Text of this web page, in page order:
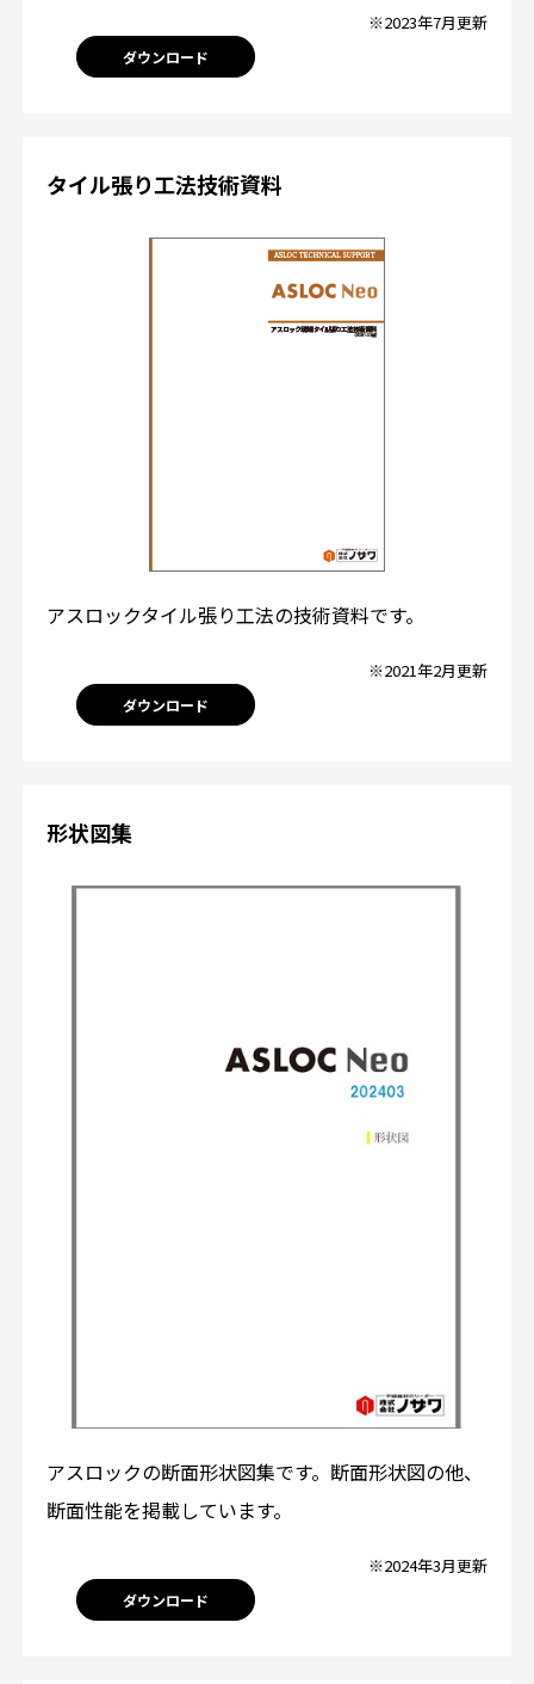
※2023年7月更新
ダウンロード
タイル張り工法技術資料
アスロックタイル張り工法の技術資料です。
※2021年2月更新
ダウンロード
形状図集
アスロックの断面形状図集です。断面形状図の他、
断面性能を掲載しています。
※2024年3月更新
ダウンロード